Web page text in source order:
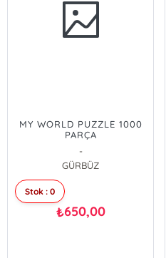
MY WORLD PUZZLE 1000
PARÇA
-
GÜRBÜZ
Stok : 0
₺650,00